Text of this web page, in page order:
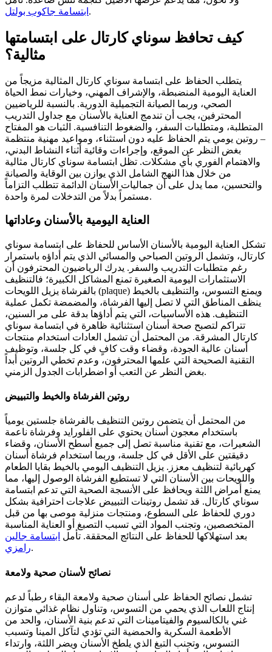
ابتسامة جاكوب بولتل .
كيف تحافظ سوناي كارتال على ابتسامتها
مثالية؟
يتطلب الحفاظ على ابتسامة سوناي كارتال المثالية مزيجاً من
العناية اليومية المنضبطة، والإشراف المهني، وخيارات نمط الحياة
الصحي، وربما الصيانة التجميلية الدورية. بالنسبة للرياضيين
المحترفين، يجب أن تندمج العناية بالأسنان مع جداول التدريب
المتطلبة، ومتطلبات السفر، والضغوط التنافسية. الثبات هو المفتاح
– روتين يومي يتم الحفاظ عليه دون استثناء، ومواعيد مهنية منتظمة
بغض النظر عن الموقع، وإجراءات وقائية أثناء النشاط البدني،
والاهتمام الفوري بأي مشكلات. تظل ابتسامة سوناي كارتال مثالية
من خلال هذا النهج الشامل الذي يوازن بين الوقاية والصيانة
والتحسين، مما يدل على أن جماليات الأسنان الدائمة تتطلب التزاماً
مستمراً بدلاً من التدخلات لمرة واحدة.
العناية اليومية بالأسنان وعاداتها
تشكل العناية اليومية بالأسنان الأساس للحفاظ على ابتسامة سوناي
كارتال، وتشمل الروتين الصباحي والمسائي الذي يتم أداؤه باستمرار
رغم متطلبات التدريب والسفر. يدرك الرياضيون المحترفون أن
الاستثمارات اليومية الصغيرة تمنع المشاكل الكبيرة؛ فالتنظيف
بالفرشاة يزيل اللويحات (plaque) ويمنع التسوس، والتنظيف بالخيط
ينظف المناطق التي لا تصل إليها الفرشاة، والمضمضة تكمل عملية
التنظيف. هذه الأساسيات، التي يتم أداؤها بدقة على مر السنين،
تتراكم لتصبح صحة أسنان استثنائية ظاهرة في ابتسامة سوناي
كارتال المشرقة. من المحتمل أن تشمل العادات استخدام منتجات
أسنان عالية الجودة، وقضاء وقت كافٍ في كل جلسة، وتوظيف
التقنية الصحيحة التي علمها المحترفون، وعدم تخطي الروتين أبداً
بغض النظر عن التعب أو اضطرابات الجدول الزمني.
روتين الفرشاة والخيط والتبييض
من المحتمل أن يتضمن روتين التنظيف بالفرشاة جلستين يومياً
باستخدام معجون أسنان يحتوي على الفلورايد وفرشاة ناعمة
الشعيرات، مع تقنية مناسبة تصل إلى جميع أسطح الأسنان، وقضاء
دقيقتين على الأقل في كل جلسة، وربما استخدام فرشاة أسنان
كهربائية لتنظيف معزز. يزيل التنظيف اليومي بالخيط بقايا الطعام
واللويحات بين الأسنان التي لا تستطيع الفرشاة الوصول إليها، مما
يمنع أمراض اللثة ويحافظ على الأنسجة الصحية التي تدعم ابتسامة
سوناي كارتال. قد تشمل روتينات التبييض علاجات احترافية بشكل
دوري للحفاظ على السطوع، ومنتجات منزلية موصى بها من قبل
المتخصصين، وتجنب المواد التي تسبب التصبغ أو العناية المناسبة
بعد استهلاكها للحفاظ على النتائج المحققة. تأمل ابتسامة جالين
رامزي.
نصائح لأسنان صحية ولامعة
تشمل نصائح الحفاظ على أسنان صحية ولامعة البقاء رطباً لدعم
إنتاج اللعاب الذي يحمي من التسوس، وتناول نظام غذائي متوازن
غني بالكالسيوم والفيتامينات التي تدعم بنية الأسنان، والحد من
الأطعمة السكرية والحمضية التي تؤدي لتآكل المينا وتسبب
التسوس، وتجنب التبغ الذي يلطخ الأسنان ويضر اللثة، وارتداء